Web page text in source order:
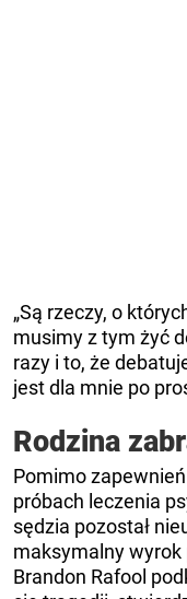
„Są rzeczy, o
musimy z tym żyć
razy i to, że
jest dla mnie po
Rodzina
Pomimo
próbach leczenia
sędzia pozostał
maksymalny wyrok
Brandon Rafool